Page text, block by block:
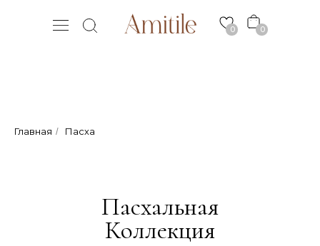
0
0
Главная / Пасха
Пасхальная
Коллекция